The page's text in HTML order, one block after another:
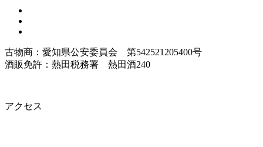
古物商：愛知県公安委員会 第542521205400号
酒販免許：熱田税務署 熱田酒240
アクセス